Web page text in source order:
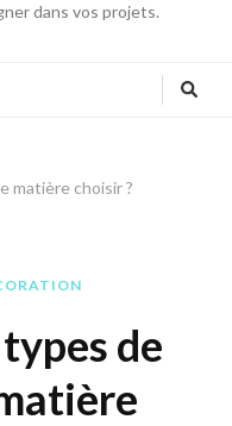
dans vos projets.
matière choisir ?
de